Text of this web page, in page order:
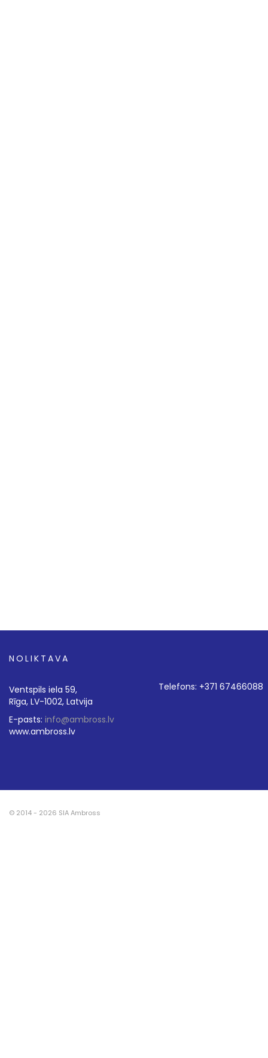
NOLIKTAVA
Ventspils iela 59,
Rīga, LV-1002, Latvija
E-pasts: info@ambross.lv
www.ambross.lv
Telefons: +371 67466088
© 2014 - 2026 SIA Ambross